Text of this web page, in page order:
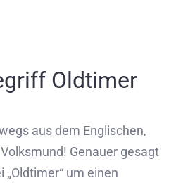
Oldtimer
aus dem Englischen,
Genauer gesagt
„Oldtimer“ um einen